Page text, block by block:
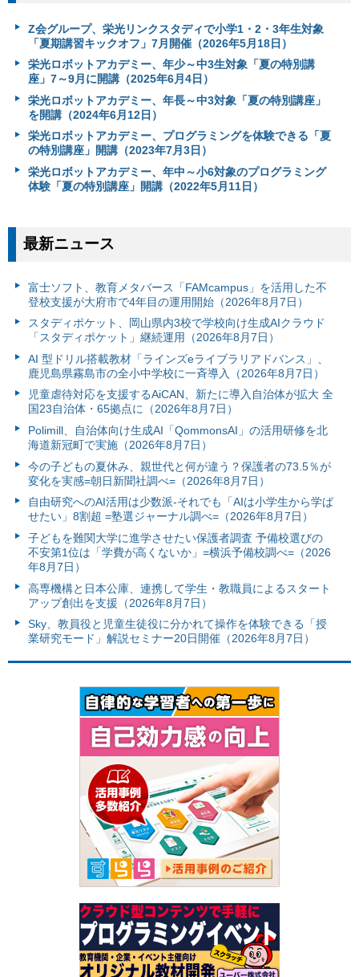
Z会グループ、栄光リンクスタディで小学1・2・3年生対象
「夏期講習キックオフ」7月開催（2026年5月18日）
栄光ロボットアカデミー、年少～中3生対象「夏の特別講
座」7～9月に開講（2025年6月4日）
栄光ロボットアカデミー、年長～中3対象「夏の特別講座」
を開講（2024年6月12日）
栄光ロボットアカデミー、プログラミングを体験できる「夏
の特別講座」開講（2023年7月3日）
栄光ロボットアカデミー、年中～小6対象のプログラミング
体験「夏の特別講座」開講（2022年5月11日）
最新ニュース
富⼠ソフト、教育メタバース「FAMcampus」を活用した不
登校支援が大府市で4年目の運用開始（2026年8月7日）
スタディポケット、岡山県内3校で学校向け生成AIクラウド
「スタディポケット」継続運用（2026年8月7日）
AI 型ドリル搭載教材「ラインズeライブラリアドバンス」、
鹿児島県霧島市の全小中学校に一斉導入（2026年8月7日）
児童虐待対応を支援するAiCAN、新たに導入自治体が拡大 全
国23自治体・65拠点に（2026年8月7日）
Polimill、自治体向け生成AI「QommonsAI」の活用研修を北
海道新冠町で実施（2026年8月7日）
今の子どもの夏休み、親世代と何が違う？保護者の73.5％が
変化を実感=朝日新聞社調べ=（2026年8月7日）
自由研究へのAI活用は少数派-それでも「AIは小学生から学ば
せたい」8割超 =塾選ジャーナル調べ=（2026年8月7日）
子どもを難関大学に進学させたい保護者調査 予備校選びの
不安第1位は「学費が高くないか」=横浜予備校調べ=（2026
年8月7日）
高専機構と日本公庫、連携して学生・教職員によるスタート
アップ創出を支援（2026年8月7日）
Sky、教員役と児童生徒役に分かれて操作を体験できる「授
業研究モード」解説セミナー20日開催（2026年8月7日）